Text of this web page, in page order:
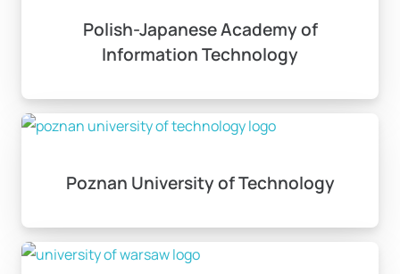
Polish-Japanese Academy of
Information Technology
Poznan University of Technology